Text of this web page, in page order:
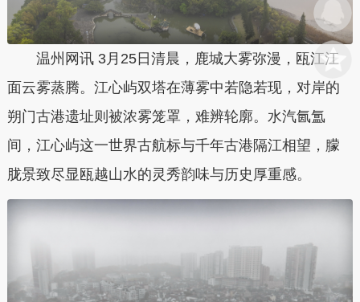
温州网讯 3月25日清晨，鹿城大雾弥漫，瓯江江
面云雾蒸腾。江心屿双塔在薄雾中若隐若现，对岸的
朔门古港遗址则被浓雾笼罩，难辨轮廓。水汽氤氲
间，江心屿这一世界古航标与千年古港隔江相望，朦
胧景致尽显瓯越山水的灵秀韵味与历史厚重感。